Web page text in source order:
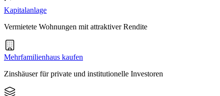
Kapitalanlage
Vermietete Wohnungen mit attraktiver Rendite
Mehrfamilienhaus kaufen
Zinshäuser für private und institutionelle Investoren